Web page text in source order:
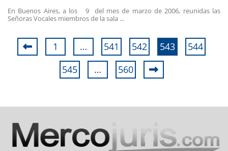
En Buenos Aires, a los 9 del mes de marzo de 2006, reunidas las
Señoras Vocales miembros de la sala ...
1 … 541 542 543
544
545
… 560